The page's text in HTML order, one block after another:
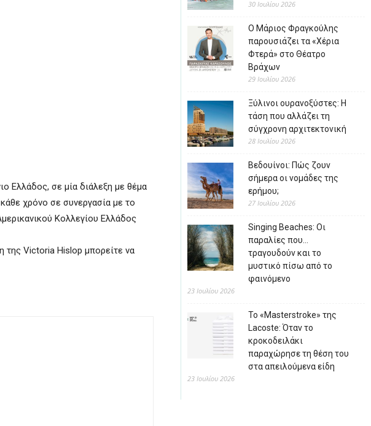
Ελλάδος, σε μία διάλεξη με θέμα
χρόνο σε συνεργασία με το
Κολλεγίου Ελλάδος
της Victoria Hislop μπορείτε να
30 Ιουλίου 2026
Ο Μάριος Φραγκούλης
παρουσιάζει τα «Χέρια
Φτερά» στο Θέατρο
Βράχων
29 Ιουλίου 2026
Ξύλινοι ουρανοξύστες: Η
τάση που αλλάζει τη
σύγχρονη αρχιτεκτονική
28 Ιουλίου 2026
Βεδουίνοι: Πώς ζουν
σήμερα οι νομάδες της
ερήμου;
27 Ιουλίου 2026
Singing Beaches: Οι
παραλίες που…
τραγουδούν και το
μυστικό πίσω από το
φαινόμενο
23 Ιουλίου 2026
Το «Masterstroke» της
Lacoste: Όταν το
κροκοδειλάκι
παραχώρησε τη θέση του
στα απειλούμενα είδη
23 Ιουλίου 2026